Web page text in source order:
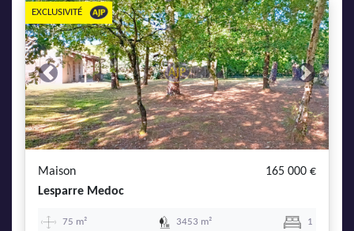
Previous Next
EXCLUSIVITÉ
Maison
165 000 €
Lesparre Medoc
75 m² 3453 m² 1